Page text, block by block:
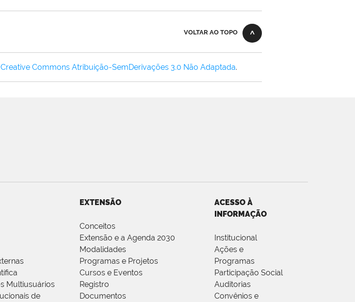
VOLTAR AO TOPO
Creative Commons Atribuição-SemDerivações 3.0 Não Adaptada.
Multiusuários
de
EXTENSÃO
Conceitos
Extensão e a Agenda 2030
Modalidades
Programas e Projetos
Cursos e Eventos
Registro
Documentos
ACESSO À
INFORMAÇÃO
Institucional
Ações e
Programas
Participação Social
Auditorias
Convênios e